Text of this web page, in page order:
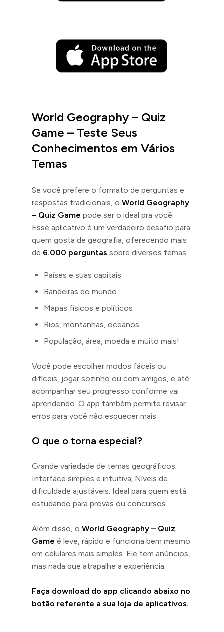
World Geography – Quiz
Game – Teste Seus
Conhecimentos em Vários
Temas
Se você prefere o formato de perguntas e
respostas tradicionais, o World Geography
– Quiz Game pode ser o ideal pra você.
Esse aplicativo é um verdadeiro desafio para
quem gosta de geografia, oferecendo mais
de 6.000 perguntas sobre diversos temas:
Países e suas capitais
Bandeiras do mundo
Mapas físicos e políticos
Rios, montanhas, oceanos
População, área, moeda e muito mais!
Você pode escolher modos fáceis ou
difíceis, jogar sozinho ou com amigos, e até
acompanhar seu progresso conforme vai
aprendendo. O app também permite revisar
erros para você não esquecer mais.
O que o torna especial?
Grande variedade de temas geográficos;
Interface simples e intuitiva; Níveis de
dificuldade ajustáveis; Ideal para quem está
estudando para provas ou concursos.
Além disso, o World Geography – Quiz
Game é leve, rápido e funciona bem mesmo
em celulares mais simples. Ele tem anúncios,
mas nada que atrapalhe a experiência.
Faça download do app clicando abaixo no
botão referente a sua loja de aplicativos.